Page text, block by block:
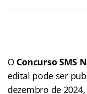
O Concurso SMS
edital pode ser
dezembro de 2024,